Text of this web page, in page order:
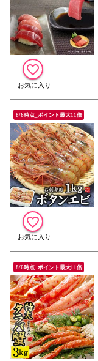
8/6時点_ポイント最大11倍
8/6時点_ポイント最大11倍